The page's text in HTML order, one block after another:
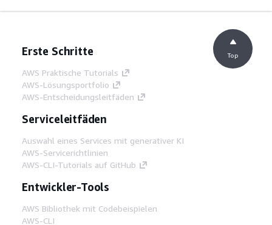
Erste Schritte
AWS Praktische Tutorials
AWS-Lösungsportfolio
AWS-Entscheidungsleitfäden
Serviceleitfäden
Auswahl eines Services mit generativer KI
AWS-Servicerichtlinien
AWS-CLI-Tutorials auf GitHub
Entwickler-Tools
AWS Bibliothek mit Codebeispielen
AWS-CLI
Top